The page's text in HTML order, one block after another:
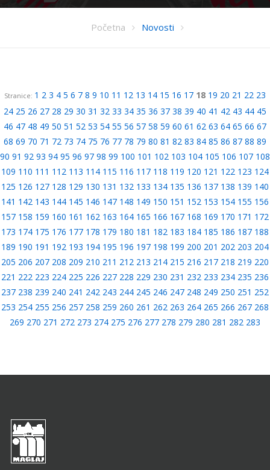
Početna Novosti
Stranice: 1 2 3 4 5 6 7 8 9 10 11 12 13 14 15 16 17 18 19 20 21 22 23
24 25 26 27 28 29 30 31 32 33 34 35 36 37 38 39 40 41 42 43 44 45
46 47 48 49 50 51 52 53 54 55 56 57 58 59 60 61 62 63 64 65 66 67
68 69 70 71 72 73 74 75 76 77 78 79 80 81 82 83 84 85 86 87 88 89
90 91 92 93 94 95 96 97 98 99 100 101 102 103 104 105 106 107 108
109 110 111 112 113 114 115 116 117 118 119 120 121 122 123 124
125 126 127 128 129 130 131 132 133 134 135 136 137 138 139 140
141 142 143 144 145 146 147 148 149 150 151 152 153 154 155 156
157 158 159 160 161 162 163 164 165 166 167 168 169 170 171 172
173 174 175 176 177 178 179 180 181 182 183 184 185 186 187 188
189 190 191 192 193 194 195 196 197 198 199 200 201 202 203 204
205 206 207 208 209 210 211 212 213 214 215 216 217 218 219 220
221 222 223 224 225 226 227 228 229 230 231 232 233 234 235 236
237 238 239 240 241 242 243 244 245 246 247 248 249 250 251 252
253 254 255 256 257 258 259 260 261 262 263 264 265 266 267 268
269 270 271 272 273 274 275 276 277 278 279 280 281 282 283